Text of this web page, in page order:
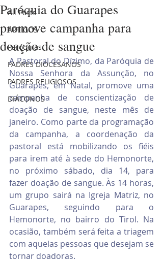
All Posts
ARTIGOS
Paróquias
PADRES DIOCESANOS
PADRES RELIGIOSOS
DIÁCONOS
Paróquia do Guarapes
promove campanha para
doação de sangue
A Pastoral do Dízimo, da Paróquia de
Nossa Senhora da Assunção, no
Guarapes, em Natal, promove uma
campanha de conscientização de
doação de sangue, neste mês de
janeiro. Como parte da programação
da campanha, a coordenação da
pastoral está mobilizando os fiéis
para irem até à sede do Hemonorte,
no próximo sábado, dia 14, para
fazer doação de sangue. Às 14 horas,
um grupo sairá na Igreja Matriz, no
Guarapes, seguindo para o
Hemonorte, no bairro do Tirol. Na
ocasião, também será feita a triagem
com aquelas pessoas que desejam se
tornar doadoras.